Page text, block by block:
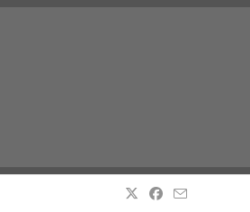
noticia de que ICUEE tiene un nuevo nombre,